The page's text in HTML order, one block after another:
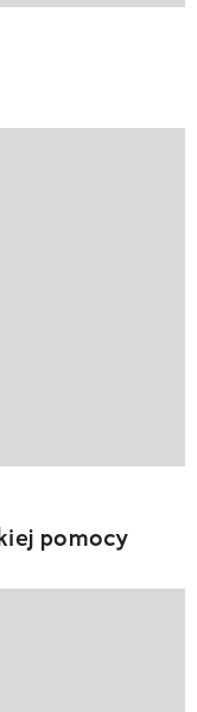
pomocy